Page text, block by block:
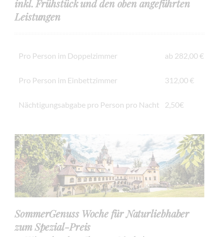
inkl. Frühstück und den oben angeführten
Leistungen
Pro Person im Doppelzimmer ab 282,00 €
Pro Person im Einbettzimmer 312,00 €
Nächtigungsabgabe pro Person pro Nacht 2,50€
SommerGenuss Woche für Naturliebhaber
zum Spezial-Preis